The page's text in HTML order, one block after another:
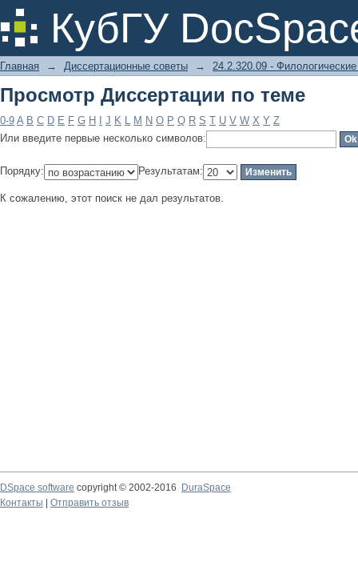
КубГУ
Просмотр Диссертации по теме
Главная → Диссертационные советы → 24.2.320.09 - Филологические
Просмотр Диссертации по теме
0-9 A B C D E F G H J K L M N O P Q R S T U V W X Y Z
Или введите первые несколько символов:
Порядку: Результатам:
К сожалению, этот поиск не дал результатов.
DSpace software copyright © 2002-2016
DuraSpace
Контакты
Отправить отзыв